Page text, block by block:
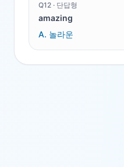
Q12 · 단답형
amazing
A. 놀라운